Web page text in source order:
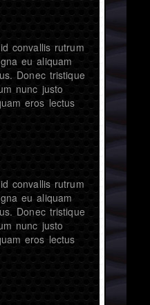
convallis rutrum
eu aliquam
Donec tristique
nunc justo
eros lectus
convallis rutrum
eu aliquam
Donec tristique
nunc justo
eros lectus